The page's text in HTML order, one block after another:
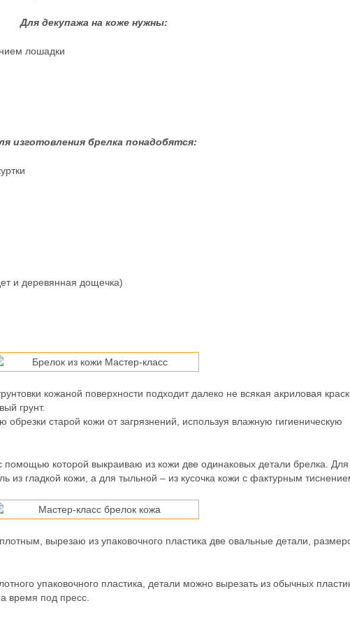
Для декупажа на коже нужны:
лошадки
изготовления брелка понадобятся:
и деревянная дощечка)
кожаной поверхности подходит далеко не всякая акриловая
грунт.
старой кожи от загрязнений, используя влажную гигиеническую
помощью которой выкраиваю из кожи две одинаковых детали брелка. Для
из гладкой кожи, а для тыльной – из кусочка кожи с фактурным
вырезаю из упаковочного пластика две овальные детали,
упаковочного пластика, детали можно вырезать из обычных
время под пресс.